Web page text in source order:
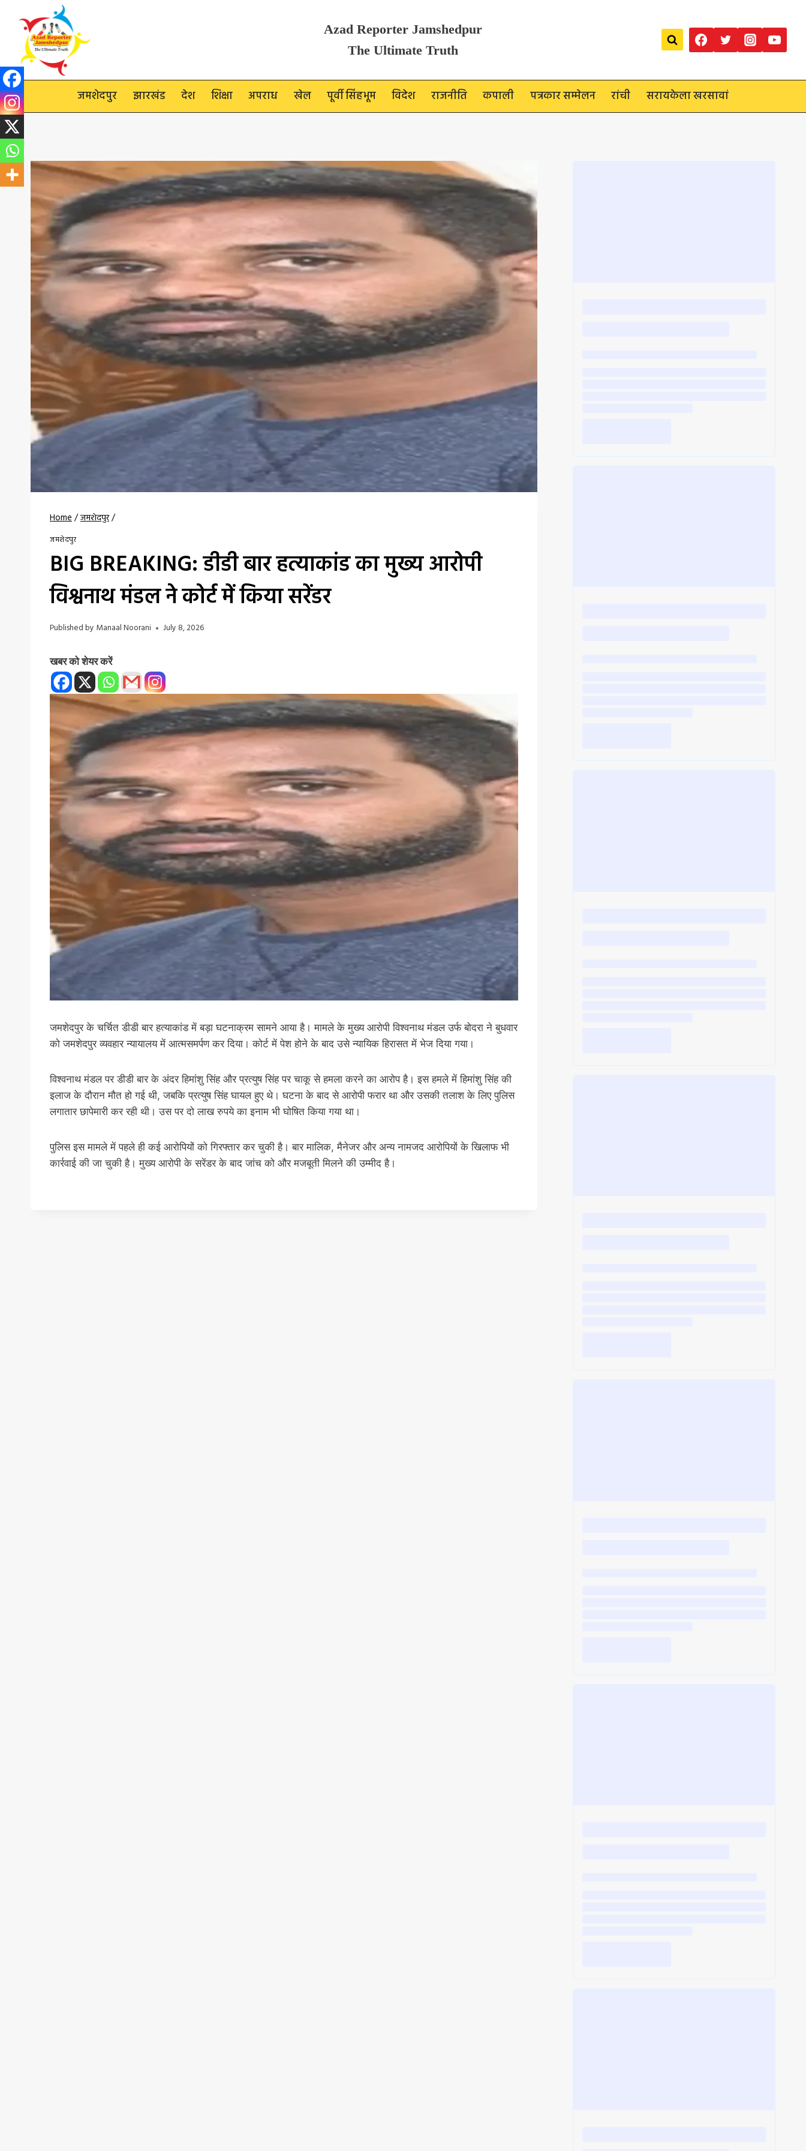
content
Azad Reporter Jamshedpur
The Ultimate Truth
जमशेदपुर झारखंड देश शिक्षा अपराध खेल पूर्वी सिंहभूम विदेश राजनीति कपाली पत्रकार सम्मेलन रांची सरायकेला खरसावां
Home/जमशेदपुर/
जमशेदपुर
BIG BREAKING: डीडी बार हत्याकांड का मुख्य आरोपी
विश्वनाथ मंडल ने कोर्ट में किया सरेंडर
Published by Manaal Noorani July 8, 2026
खबर को शेयर करें
जमशेदपुर के चर्चित डीडी बार हत्याकांड में बड़ा घटनाक्रम सामने आया है। मामले के मुख्य आरोपी विश्वनाथ मंडल उर्फ बोदरा ने बुधवार
को जमशेदपुर व्यवहार न्यायालय में आत्मसमर्पण कर दिया। कोर्ट में पेश होने के बाद उसे न्यायिक हिरासत में भेज दिया गया।
विश्वनाथ मंडल पर डीडी बार के अंदर हिमांशु सिंह और प्रत्युष सिंह पर चाकू से हमला करने का आरोप है। इस हमले में हिमांशु सिंह की
इलाज के दौरान मौत हो गई थी, जबकि प्रत्युष सिंह घायल हुए थे। घटना के बाद से आरोपी फरार था और उसकी तलाश के लिए पुलिस
लगातार छापेमारी कर रही थी। उस पर दो लाख रुपये का इनाम भी घोषित किया गया था।
पुलिस इस मामले में पहले ही कई आरोपियों को गिरफ्तार कर चुकी है। बार मालिक, मैनेजर और अन्य नामजद आरोपियों के खिलाफ भी
कार्रवाई की जा चुकी है। मुख्य आरोपी के सरेंडर के बाद जांच को और मजबूती मिलने की उम्मीद है।